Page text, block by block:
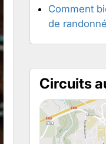
Comment
de
Circuits